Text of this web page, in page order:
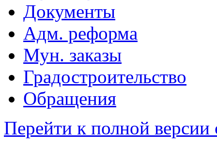
Документы
Адм. реформа
Мун. заказы
Градостроительство
Обращения
Перейти к полной версии